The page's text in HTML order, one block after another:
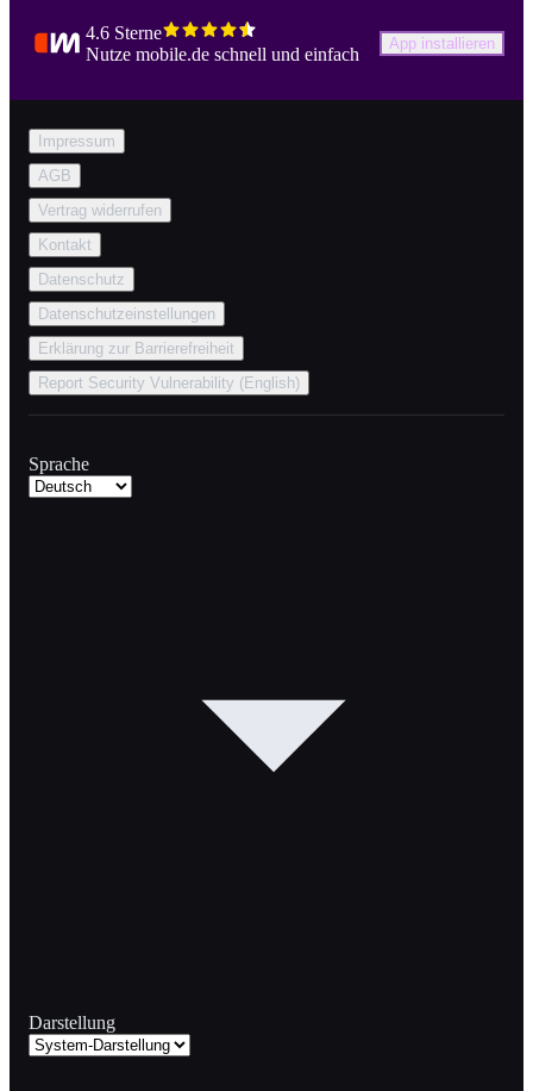
4.6 Sterne
Nutze mobile.de schnell und einfach
App installieren
Impressum
AGB
Vertrag widerrufen
Kontakt
Datenschutz
Datenschutzeinstellungen
Erklärung zur Barrierefreiheit
Report Security Vulnerability (English)
Sprache
Darstellung